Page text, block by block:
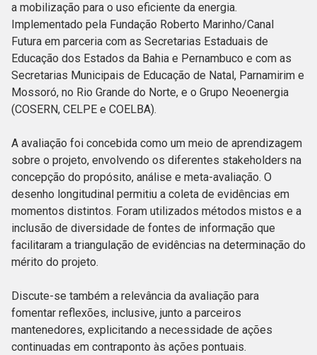
a mobilização para o uso eficiente da energia.
Implementado pela Fundação Roberto Marinho/Canal
Futura em parceria com as Secretarias Estaduais de
Educação dos Estados da Bahia e Pernambuco e com as
Secretarias Municipais de Educação de Natal, Parnamirim e
Mossoró, no Rio Grande do Norte, e o Grupo Neoenergia
(COSERN, CELPE e COELBA).
A avaliação foi concebida como um meio de aprendizagem
sobre o projeto, envolvendo os diferentes stakeholders na
concepção do propósito, análise e meta-avaliação. O
desenho longitudinal permitiu a coleta de evidências em
momentos distintos. Foram utilizados métodos mistos e a
inclusão de diversidade de fontes de informação que
facilitaram a triangulação de evidências na determinação do
mérito do projeto.
Discute-se também a relevância da avaliação para
fomentar reflexões, inclusive, junto a parceiros
mantenedores, explicitando a necessidade de ações
continuadas em contraponto às ações pontuais.